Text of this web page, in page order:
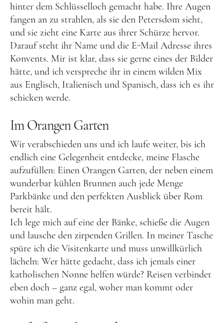
hinter dem Schlüsselloch gemacht habe. Ihre Augen
fangen an zu strahlen, als sie den Petersdom sieht,
und sie zieht eine Karte aus ihrer Schürze hervor.
Darauf steht ihr Name und die E-Mail Adresse ihres
Konvents. Mir ist klar, dass sie gerne eines der Bilder
hätte, und ich verspreche ihr in einem wilden Mix
aus Englisch, Italienisch und Spanisch, dass ich es ihr
schicken werde.
Im Orangen Garten
Wir verabschieden uns und ich laufe weiter, bis ich
endlich eine Gelegenheit entdecke, meine Flasche
aufzufüllen: Einen Orangen Garten, der neben einem
wunderbar kühlen Brunnen auch jede Menge
Parkbänke und den perfekten Ausblick über Rom
bereit hält.
Ich lege mich auf eine der Bänke, schieße die Augen
und lausche den zirpenden Grillen. In meiner Tasche
spüre ich die Visitenkarte und muss unwillkürlich
lächeln: Wer hätte gedacht, dass ich jemals einer
katholischen Nonne helfen würde? Reisen verbindet
eben doch – ganz egal, woher man kommt oder
wohin man geht.